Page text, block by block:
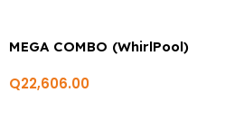
MEGA COMBO (WhirlPool)
Q22,606.00